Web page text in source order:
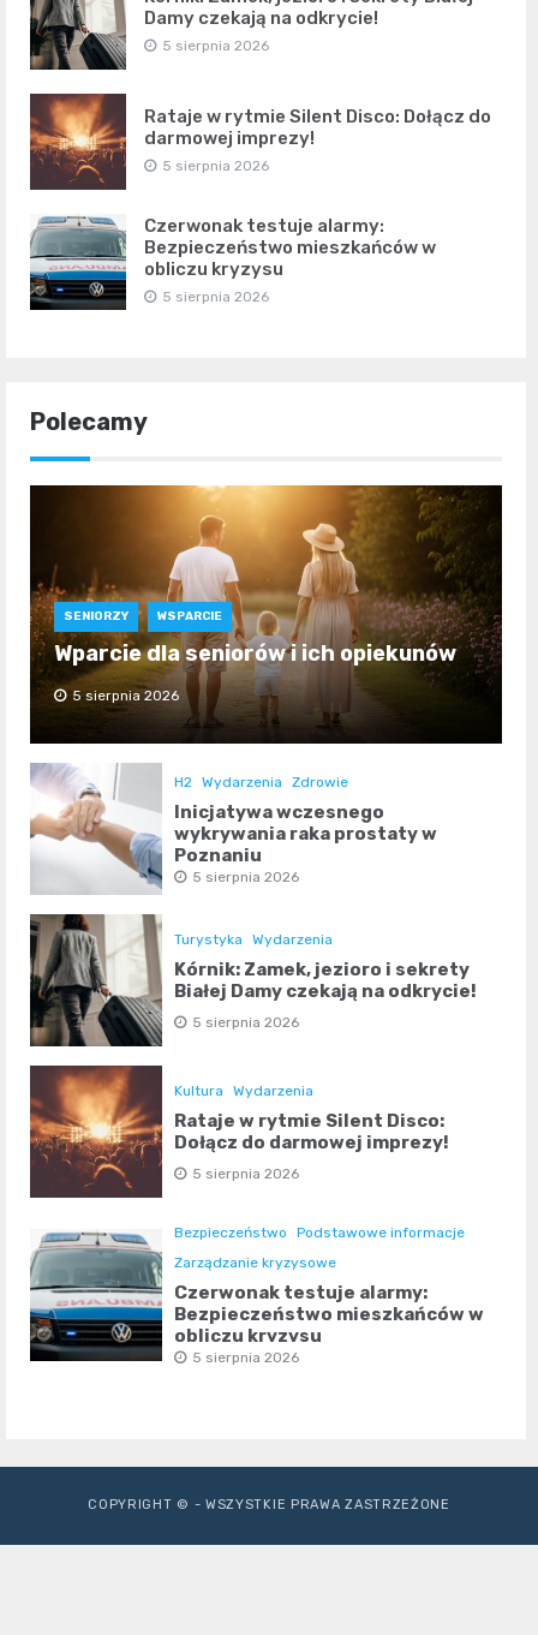
Damy czekają na odkrycie!
5 sierpnia 2026
Rataje w rytmie Silent Disco: Dołącz do
darmowej imprezy!
5 sierpnia 2026
Czerwonak testuje alarmy:
Bezpieczeństwo mieszkańców w
obliczu kryzysu
5 sierpnia 2026
Polecamy
SENIORZY WSPARCIE
Wparcie dla seniorów i ich opiekunów
5 sierpnia 2026
H2 Wydarzenia Zdrowie
Inicjatywa wczesnego
wykrywania raka prostaty w
Poznaniu
5 sierpnia 2026
Turystyka Wydarzenia
Kórnik: Zamek, jezioro i sekrety
Białej Damy czekają na odkrycie!
5 sierpnia 2026
Kultura Wydarzenia
Rataje w rytmie Silent Disco:
Dołącz do darmowej imprezy!
5 sierpnia 2026
Bezpieczeństwo
Podstawowe informacje
Zarządzanie kryzysowe
Czerwonak testuje alarmy:
Bezpieczeństwo mieszkańców w
obliczu kryzysu
5 sierpnia 2026
COPYRIGHT © - WSZYSTKIE PRAWA ZASTRZEŻONE